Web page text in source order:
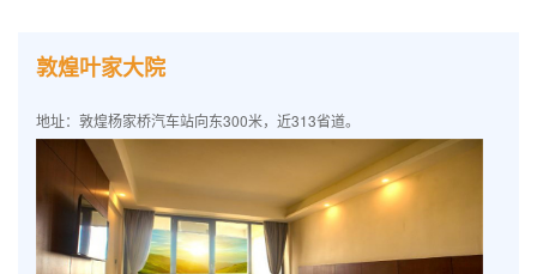
敦煌叶家大院
地址：敦煌杨家桥汽车站向东300米，近313省道。